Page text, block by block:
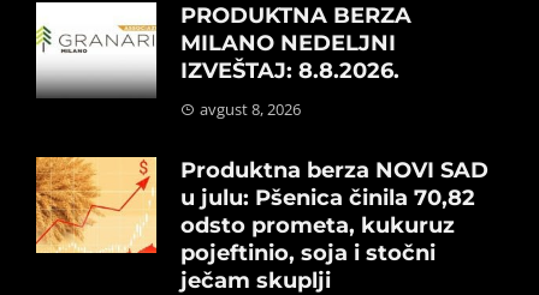
PRODUKTNA BERZA
MILANO NEDELJNI
IZVEŠTAJ: 8.8.2026.
avgust 8, 2026
Produktna berza NOVI SAD
u julu: Pšenica činila 70,82
odsto prometa, kukuruz
pojeftinio, soja i stočni
ječam skuplji